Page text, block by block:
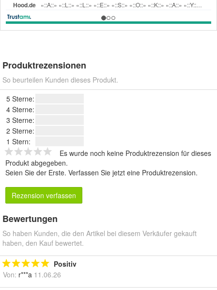
Produktrezensionen
So beurteilen Kunden dieses Produkt.
5 Sterne:
4 Sterne:
3 Sterne:
2 Sterne:
1 Stern:
Es wurde noch keine Produktrezension für dieses
Produkt abgegeben.
Seien Sie der Erste. Verfassen Sie jetzt eine Produktrezension.
Rezension verfassen
Bewertungen
So haben Kunden, die den Artikel bei diesem Verkäufer gekauft
haben, den Kauf bewertet.
Positiv
Von: r***a 11.06.26